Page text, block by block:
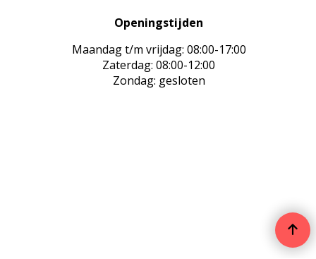
Openingstijden
Maandag t/m vrijdag: 08:00-17:00
Zaterdag: 08:00-12:00
Zondag: gesloten